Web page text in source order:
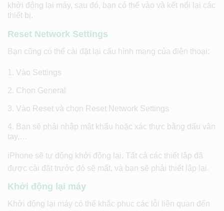
khởi động lại máy, sau đó, bạn có thể vào và kết nối lại các
thiết bị.
Reset Network Settings
Bạn cũng có thể cài đặt lại cấu hình mạng của điện thoại:
Vào Settings
Chọn General
Vào Reset và chọn Reset Network Settings
Bạn sẽ phải nhập mật khẩu hoặc xác thực bằng dấu vân
tay,…
iPhone sẽ tự động khởi động lại. Tất cả các thiết lập đã
được cài đặt trước đó sẽ mất, và bạn sẽ phải thiết lập lại.
Khởi động lại máy
Khởi động lại máy có thể khắc phục các lỗi liên quan đến